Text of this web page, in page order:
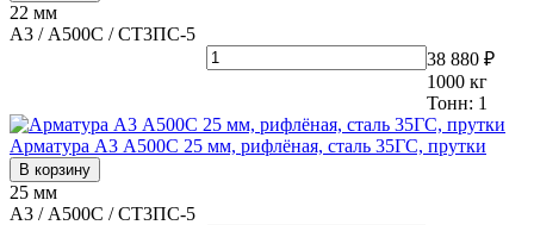
22 мм
А3 / А500С / СТ3ПС-5
38 880 ₽
1000 кг
Тонн: 1
Арматура А3 А500С 25 мм, рифлёная, сталь 35ГС, прутки
В корзину
25 мм
А3 / А500С / СТ3ПС-5